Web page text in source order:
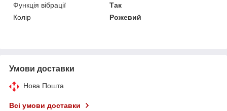
Функція вібрації
Так
Колір
Рожевий
Умови доставки
Нова Пошта
Всі умови доставки